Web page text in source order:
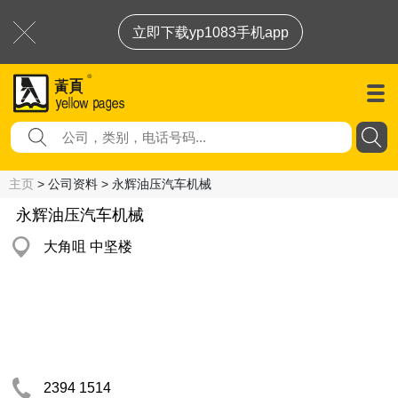
立即下载yp1083手机app
主页 > 公司资料 > 永辉油压汽车机械
永辉油压汽车机械
大角咀 中坚楼
2394 1514